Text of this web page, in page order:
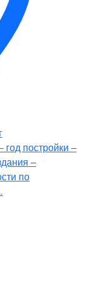
постройки –
–
по